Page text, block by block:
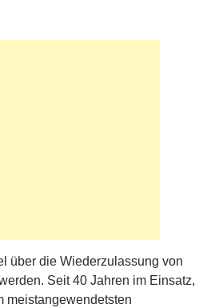
über die Wiederzulassung von
Seit 40 Jahren im Einsatz,
meistangewendetsten